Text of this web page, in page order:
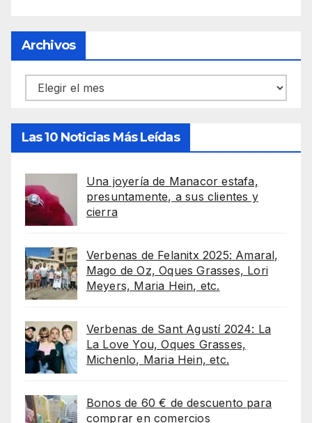
Archivos
Archivos
Las 10 Noticias Más Leídas
Una joyería de Manacor estafa,
presuntamente, a sus clientes y
cierra
Verbenas de Felanitx 2025: Amaral,
Mago de Oz, Oques Grasses, Lori
Meyers, Maria Hein, etc.
Verbenas de Sant Agustí 2024: La
La Love You, Oques Grasses,
Michenlo, Maria Hein, etc.
Bonos de 60 € de descuento para
comprar en comercios